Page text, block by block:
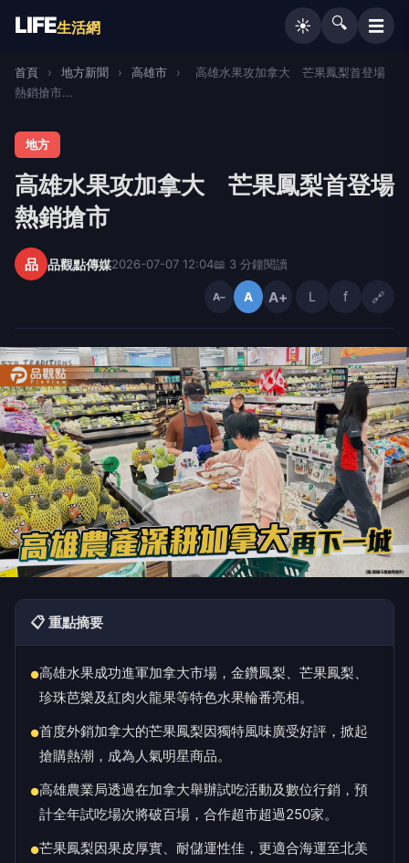
LIFE生活網 ☀️ 🔍 ☰
首頁 › 地方新聞 › 高雄市 ›
高雄水果攻加拿大 芒果鳳梨首登場
熱銷搶市...
地方
高雄水果攻加拿大 芒果鳳梨首登場
熱銷搶市
品 品觀點傳媒2026-07-07 12:04📖 3 分鐘閱讀
A− A A+ L f 🔗
📋 重點摘要
●高雄水果成功進軍加拿大市場，金鑽鳳梨、芒果鳳梨、
珍珠芭樂及紅肉火龍果等特色水果輪番亮相。
●首度外銷加拿大的芒果鳳梨因獨特風味廣受好評，掀起
搶購熱潮，成為人氣明星商品。
●高雄農業局透過在加拿大舉辦試吃活動及數位行銷，預
計全年試吃場次將破百場，合作超市超過250家。
●芒果鳳梨因果皮厚實、耐儲運性佳，更適合海運至北美